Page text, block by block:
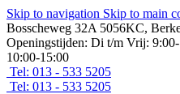
Skip to navigation Skip to main
Bosscheweg 32A 5056KC,
Openingstijden: Di t/m Vrij:
10:00-15:00
Tel: 013 - 533 5205
Tel: 013 - 533 5205